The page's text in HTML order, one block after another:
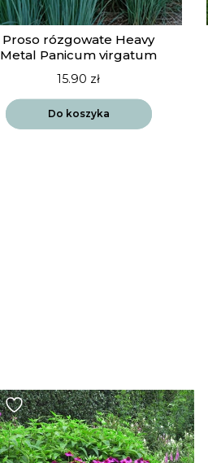
Proso rózgowate Heavy
Metal Panicum virgatum
15.90 zł
Do koszyka